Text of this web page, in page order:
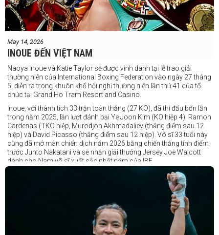
May 14, 2026
INOUE ĐẾN VIỆT NAM
Naoya Inoue và Katie Taylor sẽ được vinh danh tại lễ trao giải
thường niên của International Boxing Federation vào ngày 27 tháng
5, diễn ra trong khuôn khổ hội nghị thường niên lần thứ 41 của tổ
chức tại Grand Ho Tram Resort and Casino.
Inoue, với thành tích 33 trận toàn thắng (27 KO), đã thi đấu bốn lần
trong năm 2025, lần lượt đánh bại Ye Joon Kim (KO hiệp 4), Ramon
Cardenas (TKO hiệp, Murodjon Akhmadaliev (thắng điểm sau 12
hiệp) và David Picasso (thắng điểm sau 12 hiệp). Võ sĩ 33 tuổi này
cũng đã mở màn chiến dịch năm 2026 bằng chiến thắng tính điểm
trước Junto Nakatani và sẽ nhận giải thưởng Jersey Joe Walcott
dành cho Nam võ sĩ xuất sắc nhất năm của IBF.
Trong khi đó, Katie Taylor sẽ được trao danh hiệu Nữ võ sĩ xuất sắc
Dù chỉ thi đấu một trận trong năm 2025, nhưng đó lại là một trong
những màn trình diễn ấn tượng nhất trong sự nghiệp lẫy lừng với
thành tích 25 thắng - 1 thua (6 KO) của Taylor. Cô đã đánh bại đối
thủ lâu năm Amanda Serrano bằng chiến thắng tính điểm đồng
thuận trong trận thứ ba — và có thể là cuối cùng — của cặp đấu này